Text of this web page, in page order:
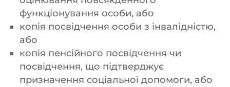
функціонування особи, або
копія посвідчення особи з інвалідністю,
або
копія пенсійного посвідчення чи
посвідчення, що підтверджує
призначення соціальної допомоги, або